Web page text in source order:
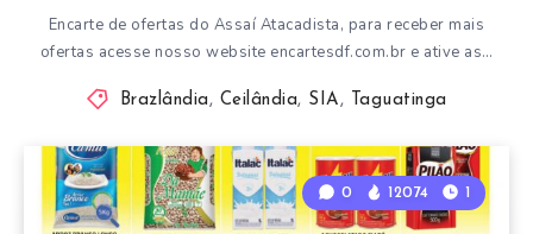
Encarte de ofertas do Assaí Atacadista, para receber mais
ofertas acesse nosso website encartesdf.com.br e ative as…
Brazlândia , Ceilândia, SIA , Taguatinga
0 12074 1